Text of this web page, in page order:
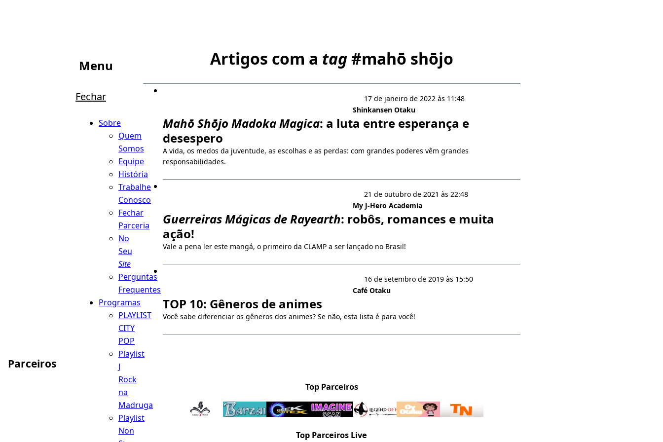
Menu
Fechar
Sobre
Quem
Somos
Equipe
História
Trabalhe
Conosco
Fechar
Parceria
No
Seu
Site
Perguntas
Frequentes
Programas
PLAYLIST
CITY
POP
Playlist
J
Rock
na
Madruga
Playlist
Non
Artigos com a tag#mahō shōjo
17 de janeiro de 2022 às 11:48
Shinkansen Otaku
Mahō Shōjo Madoka Magica: a luta entre esperança e
desespero
A vida, os medos da juventude, as escolhas e as perdas: com grandes poderes vêm grandes
responsabilidades.
21 de outubro de 2021 às 22:48
My J-Hero Academia
Guerreiras Mágicas de Rayearth: robôs, romances e muita
ação!
Vale a pena ler este mangá, o primeiro da CLAMP a ser lançado no Brasil!
16 de setembro de 2019 às 15:50
Café Otaku
TOP 10: Gêneros de animes
Você sabe diferenciar os gêneros dos animes? Se não, esta lista é para você!
Parceiros
Top Parceiros
Top Parceiros Live